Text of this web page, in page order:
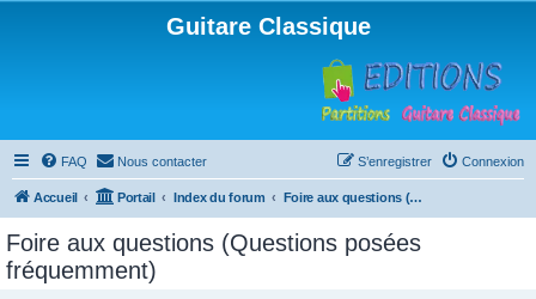
Guitare Classique
FAQ Nous contacter Connexion
S’enregistrer
Accueil Portail Index du forum Foire aux questions (Questions posées fréquemment)
Foire aux questions (Questions posées
fréquemment)